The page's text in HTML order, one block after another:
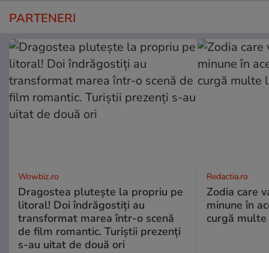
PARTENERI
Wowbiz.ro
Dragostea plutește la propriu pe
litoral! Doi îndrăgostiți au
transformat marea într-o scenă
de film romantic. Turiștii prezenți
s-au uitat de două ori
Redactia.ro
Zodia care
minune în
curgă